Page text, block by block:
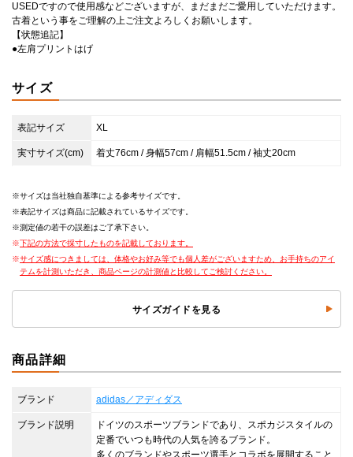
USEDですので使用感などございますが、まだまだご愛用していただけます。
古着という事をご理解の上ご注文よろしくお願いします。
【状態追記】
●左肩プリントはげ
サイズ
表記サイズ XL
実寸サイズ(cm) 着丈76cm / 身幅57cm / 肩幅51.5cm / 袖丈20cm
サイズは当社独自基準による参考サイズです。
表記サイズは商品に記載されているサイズです。
測定値の若干の誤差はご了承下さい。
下記の方法で採寸したものを記載しております。
サイズ感につきましては、体格やお好み等でも個人差がございますため、お手持ちのアイ
テムを計測いただき、商品ページの計測値と比較してご検討ください。
サイズガイドを見る
商品詳細
ブランド adidas／アディダス
ブランド説明
ドイツのスポーツブランドであり、スポカジスタイルの
定番でいつも時代の人気を誇るブランド。